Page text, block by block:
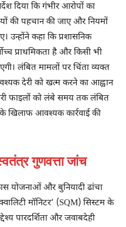
दिया कि गंभीर आरोपों का
की पहचान की जाए और नियमों
उन्होंने कहा कि प्रशासनिक
प्राथमिकता है और किसी भी
लंबित मामलों पर चिंता व्यक्त
देरी को खत्म करने का आह्वान
फाइलों को लंबे समय तक लंबित
खिलाफ आवश्यक कार्रवाई की
गुणवत्ता जांच
योजनाओं और बुनियादी ढांचा
मॉनिटर’ (SQM) सिस्टम के
पारदर्शिता और जवाबदेही